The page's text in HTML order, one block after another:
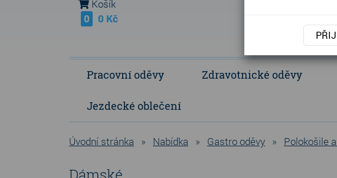
Košík
0
0 Kč
Pracovní oděvy Zdravotnické oděvy
Jezdecké oblečení
Úvodní stránka » Nabídka » Gastro oděvy » Polokošile